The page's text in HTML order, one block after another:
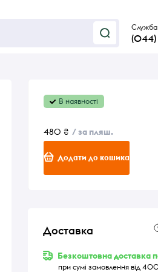
Служба
(044)
В наявності
480 ₴ / за пляш.
Додати до кошика
Доставка
Безкоштовна доставка
при сумі замовлення від